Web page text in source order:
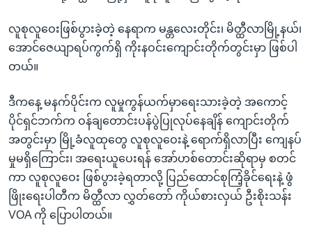
လူစုလူဝေးဖြစ်ပွားခဲ့တဲ့ နေရာက မန္တလေးတိုင်း၊ မိတ္ထီလာမြို့နယ်၊
အောင်ဇေယျာရပ်ကွက်ရှိ ကိုးနဝင်းကျောင်းတိုက်တွင်းမှာ ဖြစ်ပါ
တယ်။
ဒီကနေ့ မနက်ပိုင်းက လူမှုကွန်ယက်မှာရေးသားခဲ့တဲ့ အကောင့်
ပိုင်ရှင်ဘက်က ဝန်ချတောင်းပန်ပွဲပြုလုပ်နေချိန် ကျောင်းတိုက်
အတွင်းမှာ မြို့ခံလူထုတွေ လူစုလူဝေးနဲ့ ရောက်ရှိလာပြီး ကျေနပ်
မှုမရှိကြောင်း၊ အရေးယူပေးရန် အော်ဟစ်တောင်းဆိုရာမှ စတင်
ကာ လူစုလူဝေး ဖြစ်ပွားခဲ့ရတာလို့ ပြည်ထောင်စုကြံ့ခိုင်ရေးနဲ့ ဖွံ
ဖြိုးရေးပါတီက မိတ္ထီလာ လွှတ်တော် ကိုယ်စားလှယ် ဦးစိုးသန်း
VOA ကို ပြောပါတယ်။